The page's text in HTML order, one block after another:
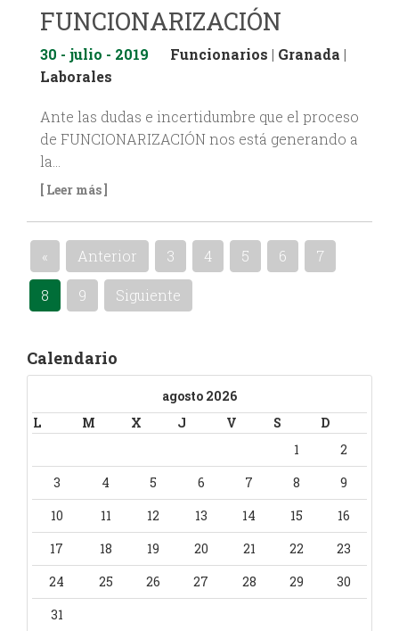
FUNCIONARIZACIÓN
30 - julio - 2019 Funcionarios | Granada |
Laborales
Ante las dudas e incertidumbre que el proceso
de FUNCIONARIZACIÓN nos está generando a
la…
[ Leer más ]
« Anterior 3 4 5 6 7
8 9 Siguiente
Calendario
agosto 2026
L
M X J V S
D
1
2
3
4 5 6 7 8
9
10
11 12 13 14 15
16
17
18 19 20 21 22
23
24
25 26 27 28 29
30
31